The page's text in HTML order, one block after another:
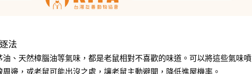
法
、天然樟腦油等氣味，都是老鼠相對不喜歡的味道。可以將這些氣味噴
邊，或老鼠可能出沒之處，讓老鼠主動避開，降低進屋機率。